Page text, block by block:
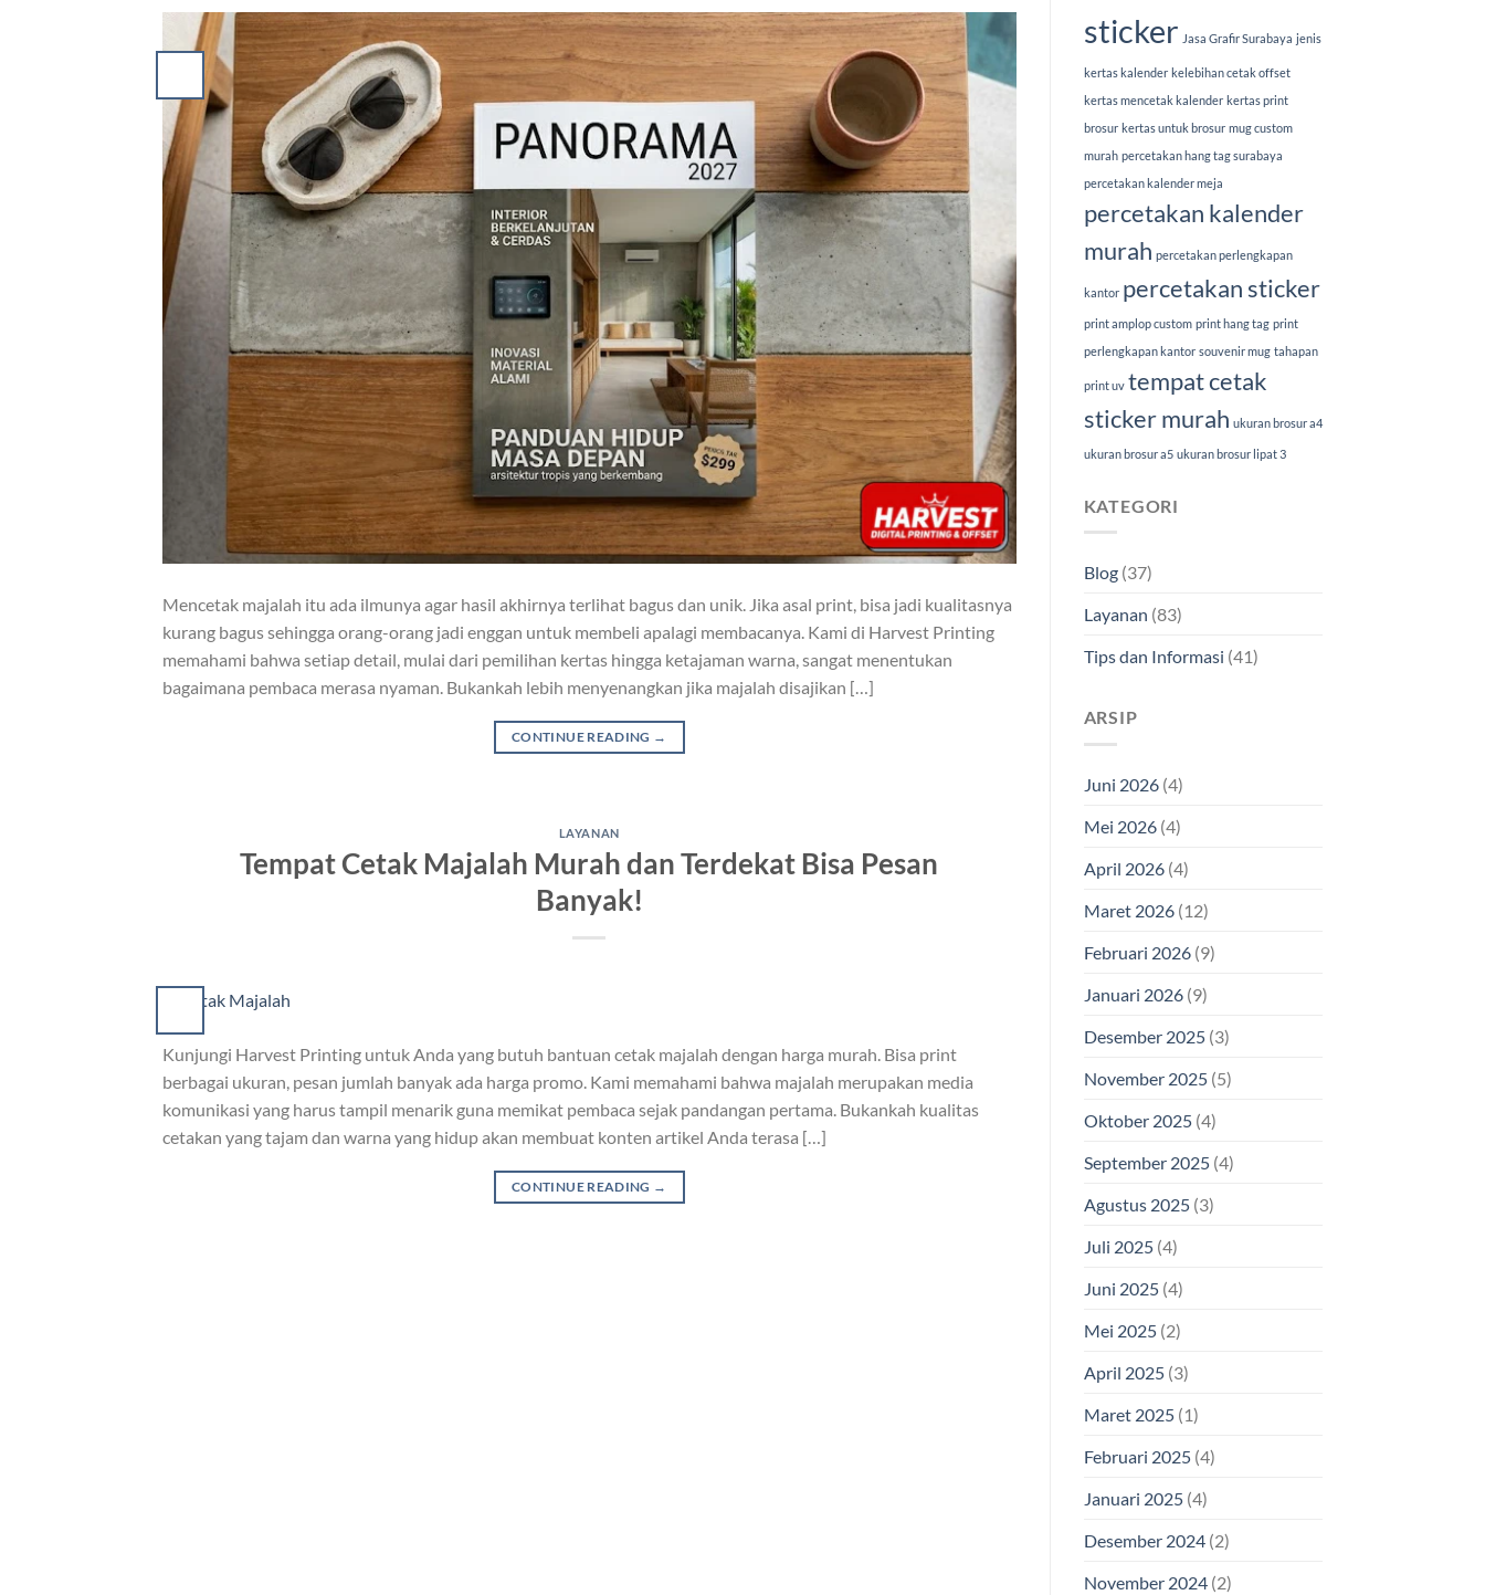
Mencetak majalah itu ada ilmunya agar hasil akhirnya terlihat bagus dan unik. Jika asal print, bisa jadi kualitasnya
kurang bagus sehingga orang-orang jadi enggan untuk membeli apalagi membacanya. Kami di Harvest Printing
memahami bahwa setiap detail, mulai dari pemilihan kertas hingga ketajaman warna, sangat menentukan
bagaimana pembaca merasa nyaman. Bukankah lebih menyenangkan jika majalah disajikan […]
CONTINUE READING →
LAYANAN
Tempat Cetak Majalah Murah dan Terdekat Bisa Pesan
Banyak!
Kunjungi Harvest Printing untuk Anda yang butuh bantuan cetak majalah dengan harga murah. Bisa print
berbagai ukuran, pesan jumlah banyak ada harga promo. Kami memahami bahwa majalah merupakan media
komunikasi yang harus tampil menarik guna memikat pembaca sejak pandangan pertama. Bukankah kualitas
cetakan yang tajam dan warna yang hidup akan membuat konten artikel Anda terasa […]
CONTINUE READING →
sticker Jasa Grafir Surabaya jenis
kertas kalender kelebihan cetak offset
kertas mencetak kalender kertas print
brosur kertas untuk brosur mug custom
murah percetakan hang tag surabaya
percetakan kalender meja
percetakan kalender
murah percetakan perlengkapan
kantor percetakan sticker
print amplop custom print hang tag print
perlengkapan kantor souvenir mug tahapan
print uv tempat cetak
sticker murah ukuran brosur a4
ukuran brosur a5 ukuran brosur lipat 3
KATEGORI
Blog(37)
Layanan (83)
Tips dan Informasi (41)
ARSIP
Juni 2026(4)
Mei 2026(4)
April 2026(4)
Maret 2026(12)
Februari 2026(9)
Januari 2026(9)
Desember 2025(3)
November 2025(5)
Oktober 2025(4)
September 2025(4)
Agustus 2025(3)
Juli 2025(4)
Juni 2025(4)
Mei 2025(2)
April 2025(3)
Maret 2025(1)
Februari 2025(4)
Januari 2025(4)
Desember 2024(2)
November 2024(2)